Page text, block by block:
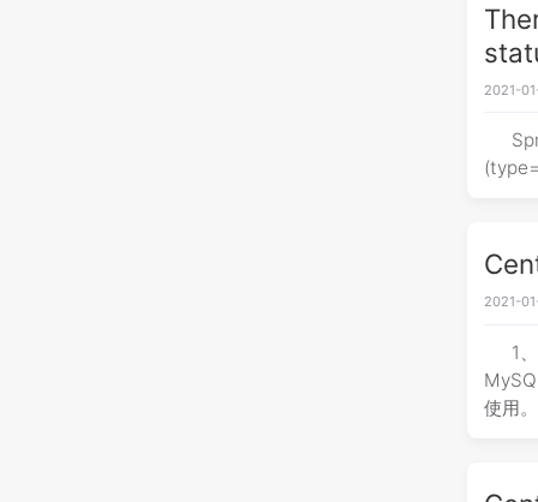
2021-
2021-
1
使用